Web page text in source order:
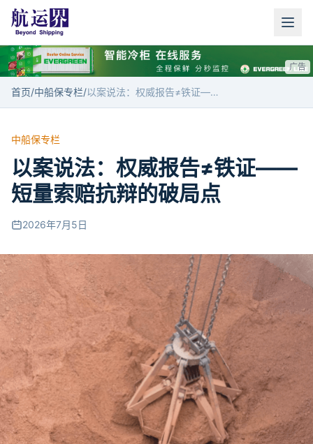
广告
首页/中船保专栏/ 以案说法：权威报告≠铁证——短量索赔抗辩的破局点
中船保专栏
以案说法：权威报告≠铁证——
短量索赔抗辩的破局点
2026年7月5日